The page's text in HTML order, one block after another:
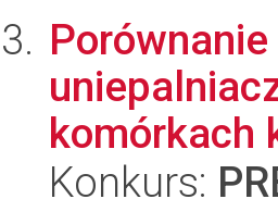
komórkach
Konkurs: